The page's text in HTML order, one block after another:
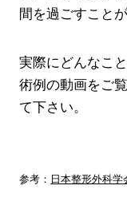
間を過ごすこと
実際にどんなこ
術例の動画をご
て下さい。
参考： 日本整形外科